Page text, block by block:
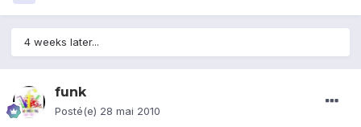
4 weeks later...
funk
Posté(e) 28 mai 2010